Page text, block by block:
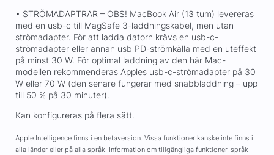
• STRÖMADAPTRAR – OBS! MacBook Air (13 tum) levereras
med en usb-c till MagSafe 3-laddningskabel, men utan
strömadapter. För att ladda datorn krävs en usb-c-
strömadapter eller annan usb PD-strömkälla med en uteffekt
på minst 30 W. För optimal laddning av den här Mac-
modellen rekommenderas Apples usb-c-strömadapter på 30
W eller 70 W (den senare fungerar med snabbladdning – upp
till 50 % på 30 minuter).
Kan konfigureras på flera sätt.
Apple Intelligence finns i en betaversion. Vissa funktioner kanske inte finns i
alla länder eller på alla språk. Information om tillgängliga funktioner, språk